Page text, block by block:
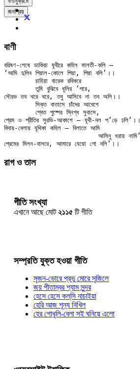
জনপ্রিয়
বাণী
বরিষণ-শেষে ডাকিয়া যূথীরে কহিল মালতী-কলি —
‘আমি দুলিব পিয়াল-কোলে পিয়া, পিয়া বলি’।।
	তুমি বুঝিবে ধূলির ’পরে,
সৌরভ তব থরে থরে, তবু আসিবে না তব অলি।।
প্রেম ও প্রীতির সুরভি-আকাশে — যূথী-দল প’ড়ে ঢলি’।।
বিদায়-বেলায় যূথিকা কহিল — বিলাতে আমি
রাগ ও তাল
গীতি সংখ্যা
এখানে আছে মোট২১১৫ টি গীতি
সম্প্রতি যুক্ত হওয়া গীতি
সৃজন-ভোরে প্রভু মোরে সৃজিলে
জয় পীতাম্বর শ্যাম সুন্দর
হেসে হেসে কল্‌সি নাচাইয়া
হেরি আজ শূন্য নিখিল
হের গোধূলি-বেলা সই ঘনিয়ে এলো